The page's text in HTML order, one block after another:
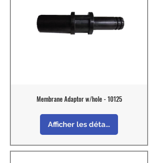
Membrane Adaptor w/hole - 10125
Afficher les détails